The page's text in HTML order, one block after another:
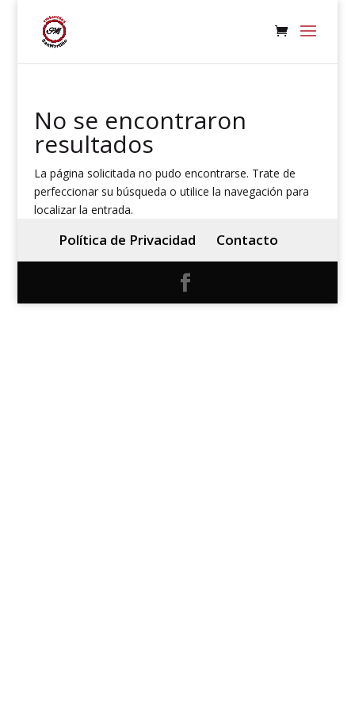
No se encontraron
resultados
La página solicitada no pudo encontrarse. Trate de
perfeccionar su búsqueda o utilice la navegación para
localizar la entrada.
Política de Privacidad Contacto